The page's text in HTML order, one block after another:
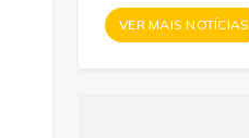
VER MAIS NOTÍCIAS